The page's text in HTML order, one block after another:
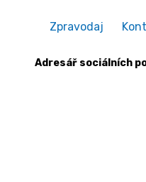
Zpravodaj
Adresář sociálních